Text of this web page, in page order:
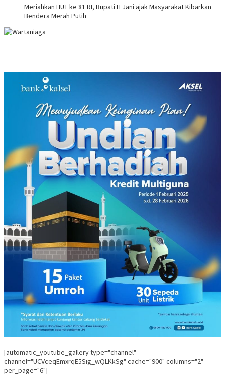
Meriahkan HUT ke 81 RI, Bupati H Jani ajak Masyarakat Kibarkan
Bendera Merah Putih
[automatic_youtube_gallery type="channel"
channel="UCVceqEmxrqE5Sig_wQLKkSg" cache="900" columns="2"
per_page="6"]